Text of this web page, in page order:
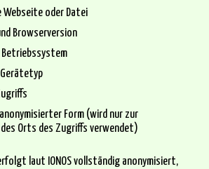
oder Datei
Browserversion
anonymisierter Form (wird nur zur
Orts des Zugriffs verwendet)
laut IONOS vollständig anonymisiert,